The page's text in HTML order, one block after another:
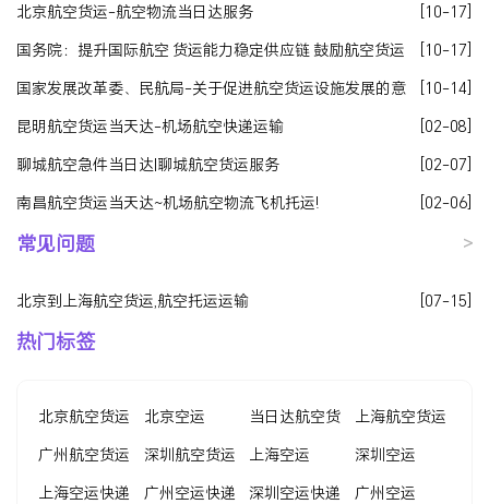
北京航空货运-航空物流当日达服务
[10-17]
国务院：提升国际航空 货运能力稳定供应链 鼓励航空货运
企业与物流企业联合重组
[10-17]
国家发展改革委、民航局-关于促进航空货运设施发展的意
见发改基础〔2020〕1319号
[10-14]
昆明航空货运当天达-机场航空快递运输
[02-08]
聊城航空急件当日达|聊城航空货运服务
[02-07]
南昌航空货运当天达~机场航空物流飞机托运!
[02-06]
常见问题 >
北京到上海航空货运,航空托运运输 [07-15]
热门标签
北京航空货运 北京空运
当日达航空货
运
上海航空货运
广州航空货运
深圳航空货运 上海空运
深圳空运
上海空运快递
广州空运快递 深圳空运快递 广州空运